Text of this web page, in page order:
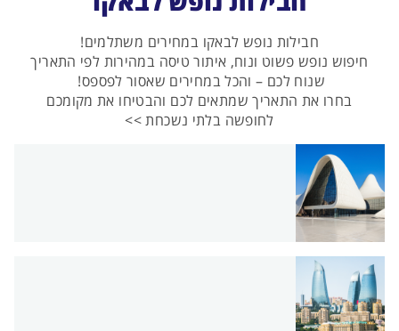
חבילות נופש לבאקו במחירים משתלמים!
חיפוש נופש פשוט ונוח, איתור טיסה במהירות לפי התאריך
שנוח לכם – והכל במחירים שאסור לפספס!
בחרו את התאריך שמתאים לכם והבטיחו את מקומכם
לחופשה בלתי נשכחת >>